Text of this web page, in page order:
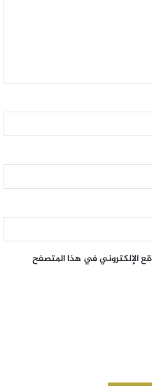
الإلكتروني في هذا المتصفح